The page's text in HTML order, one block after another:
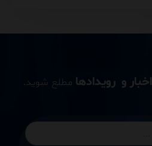
اخبار و رویدادها مطلع شوید.